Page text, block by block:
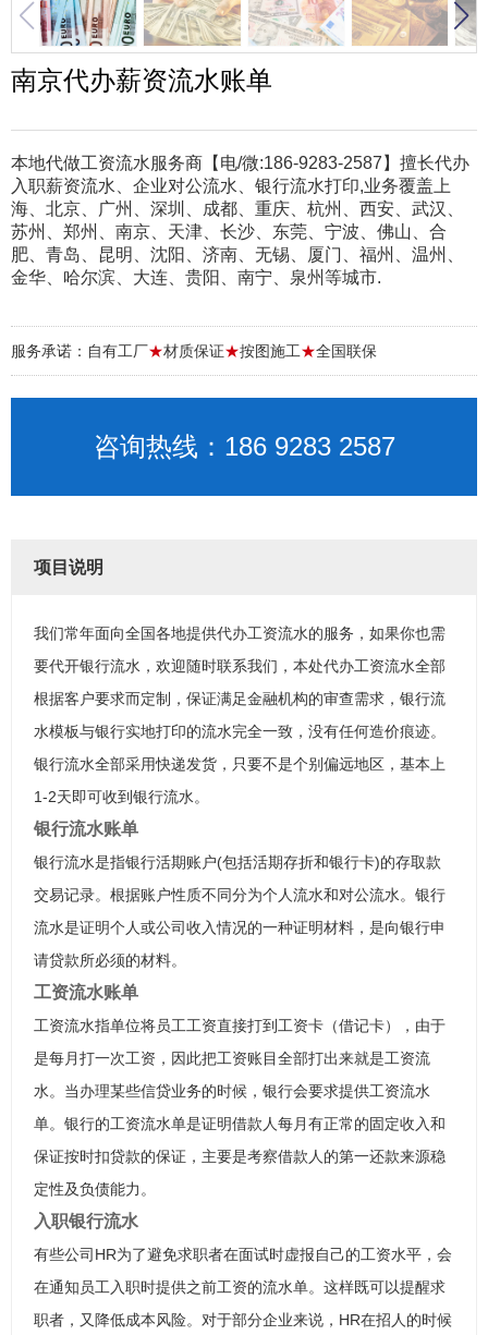
南京代办薪资流水账单
本地代做工资流水服务商【电/微:186-9283-2587】擅长代办
入职薪资流水、企业对公流水、银行流水打印,业务覆盖上
海、北京、广州、深圳、成都、重庆、杭州、西安、武汉、
苏州、郑州、南京、天津、长沙、东莞、宁波、佛山、合
肥、青岛、昆明、沈阳、济南、无锡、厦门、福州、温州、
金华、哈尔滨、大连、贵阳、南宁、泉州等城市.
服务承诺：自有工厂★材质保证★按图施工★全国联保
咨询热线：186 9283 2587
项目说明
我们常年面向全国各地提供代办工资流水的服务，如果你也需
要代开银行流水，欢迎随时联系我们，本处代办工资流水全部
根据客户要求而定制，保证满足金融机构的审查需求，银行流
水模板与银行实地打印的流水完全一致，没有任何造价痕迹。
银行流水全部采用快递发货，只要不是个别偏远地区，基本上
1-2天即可收到银行流水。
银行流水账单
银行流水是指银行活期账户(包括活期存折和银行卡)的存取款
交易记录。根据账户性质不同分为个人流水和对公流水。银行
流水是证明个人或公司收入情况的一种证明材料，是向银行申
请贷款所必须的材料。
工资流水账单
工资流水指单位将员工工资直接打到工资卡（借记卡），由于
是每月打一次工资，因此把工资账目全部打出来就是工资流
水。当办理某些信贷业务的时候，银行会要求提供工资流水
单。银行的工资流水单是证明借款人每月有正常的固定收入和
保证按时扣贷款的保证，主要是考察借款人的第一还款来源稳
定性及负债能力。
入职银行流水
有些公司HR为了避免求职者在面试时虚报自己的工资水平，会
在通知员工入职时提供之前工资的流水单。这样既可以提醒求
职者，又降低成本风险。对于部分企业来说，HR在招人的时候